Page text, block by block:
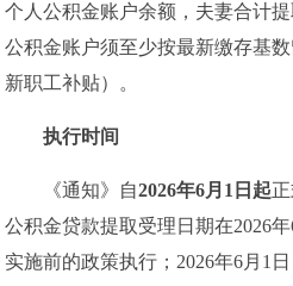
个人公积金账户余额，夫妻合计
公积金账户须至少按最新缴存基
新职工补贴）。
执行时间
《通知》自2026年6月1日起
公积金贷款提取受理日期在2026
实施前的政策执行；2026年6月1